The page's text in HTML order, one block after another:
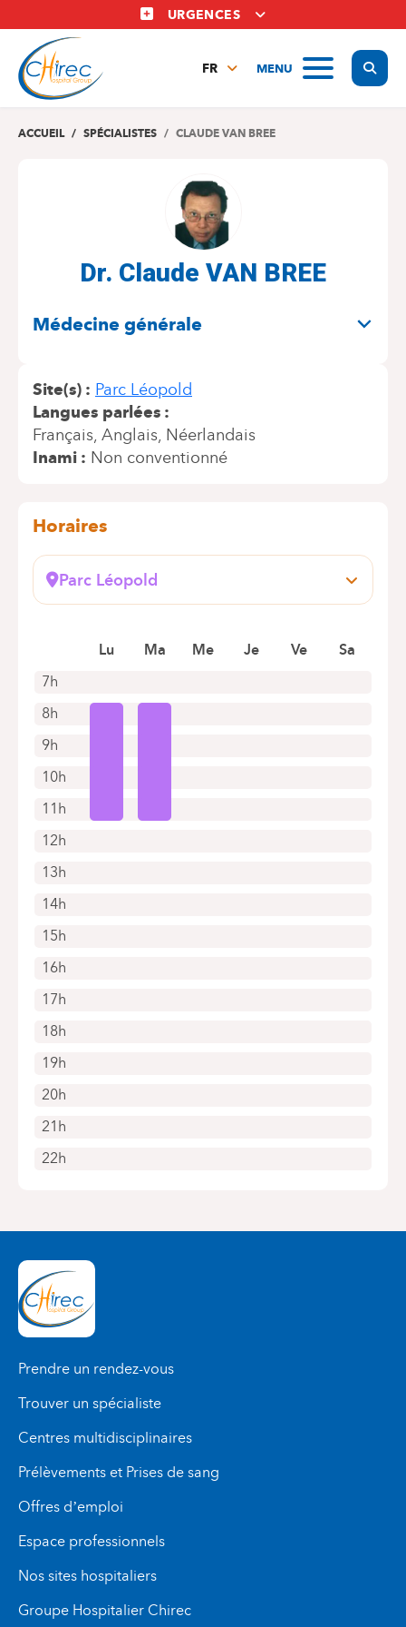
au
contenu
principal
URGENCES
MENU
FR
EN
ACCUEIL SPÉCIALISTES CLAUDE VAN BREE
Dr. Claude VAN BREE
Médecine générale
Site(s)
Parc Léopold
Langues parlées
Français Anglais Néerlandais
Inami
Non conventionné
Horaires
Parc Léopold
Rue du Trône, 100
+32 2 434 81 03
Rendez-vous uniquement par téléphone
7h
8h
9h
10h
11h
12h
13h
14h
15h
16h
17h
18h
19h
20h
21h
22h
Lu Ma Me Je Ve Sa
Prendre un rendez-vous
Trouver un spécialiste
Centres multidisciplinaires
Prélèvements et Prises de sang
Offres d’emploi
Espace professionnels
Nos sites hospitaliers
Groupe Hospitalier Chirec